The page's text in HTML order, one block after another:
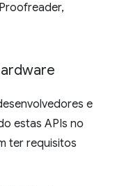
e
estas APIs no
ter requisitos